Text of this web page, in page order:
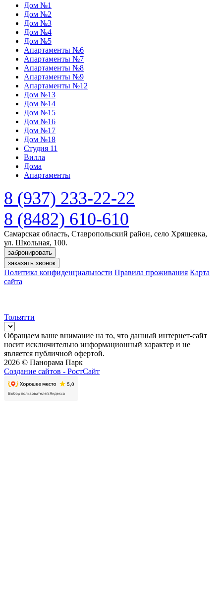
Дом №1
Дом №2
Дом №3
Дом №4
Дом №5
Апартаменты №6
Апартаменты №7
Апартаменты №8
Апартаменты №9
Апартаменты №12
Дом №13
Дом №14
Дом №15
Дом №16
Дом №17
Дом №18
Студия 11
Вилла
Дома
Апартаменты
8 (937) 233-22-22
8 (8482) 610-610
Самарская область, Ставропольский район, село Хрящевка,
ул. Школьная, 100.
забронировать
заказать звонок
Политика конфиденциальности Правила проживания Карта
сайта
Тольятти
Обращаем ваше внимание на то, что данный интернет-сайт
носит исключительно информационный характер и не
является публичной офертой.
2026 © Панорама Парк
Создание сайтов - РостСайт